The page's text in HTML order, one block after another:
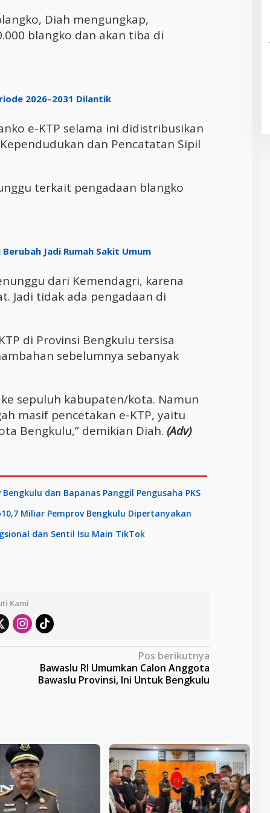
Diah mengungkap,
blangko dan akan tiba di
2026–2031 Dilantik
e-KTP selama ini didistribusikan
dan Pencatatan Sipil
terkait pengadaan blangko
Jadi Rumah Sakit Umum
dari Kemendagri, karena
Jadi tidak ada pengadaan di
di Provinsi Bengkulu tersisa
sebelumnya sebanyak
sepuluh kabupaten/kota. Namun
masif pencetakan e-KTP, yaitu
Bengkulu,” demikian Diah. (Adv)
dan Bapanas Panggil Pengusaha PKS
Miliar Pemprov Bengkulu Dipertanyakan
dan Sentil Isu Main TikTok
Kami
Pos berikutnya
Bawaslu RI Umumkan Calon Anggota
Bawaslu Provinsi, Ini Untuk Bengkulu